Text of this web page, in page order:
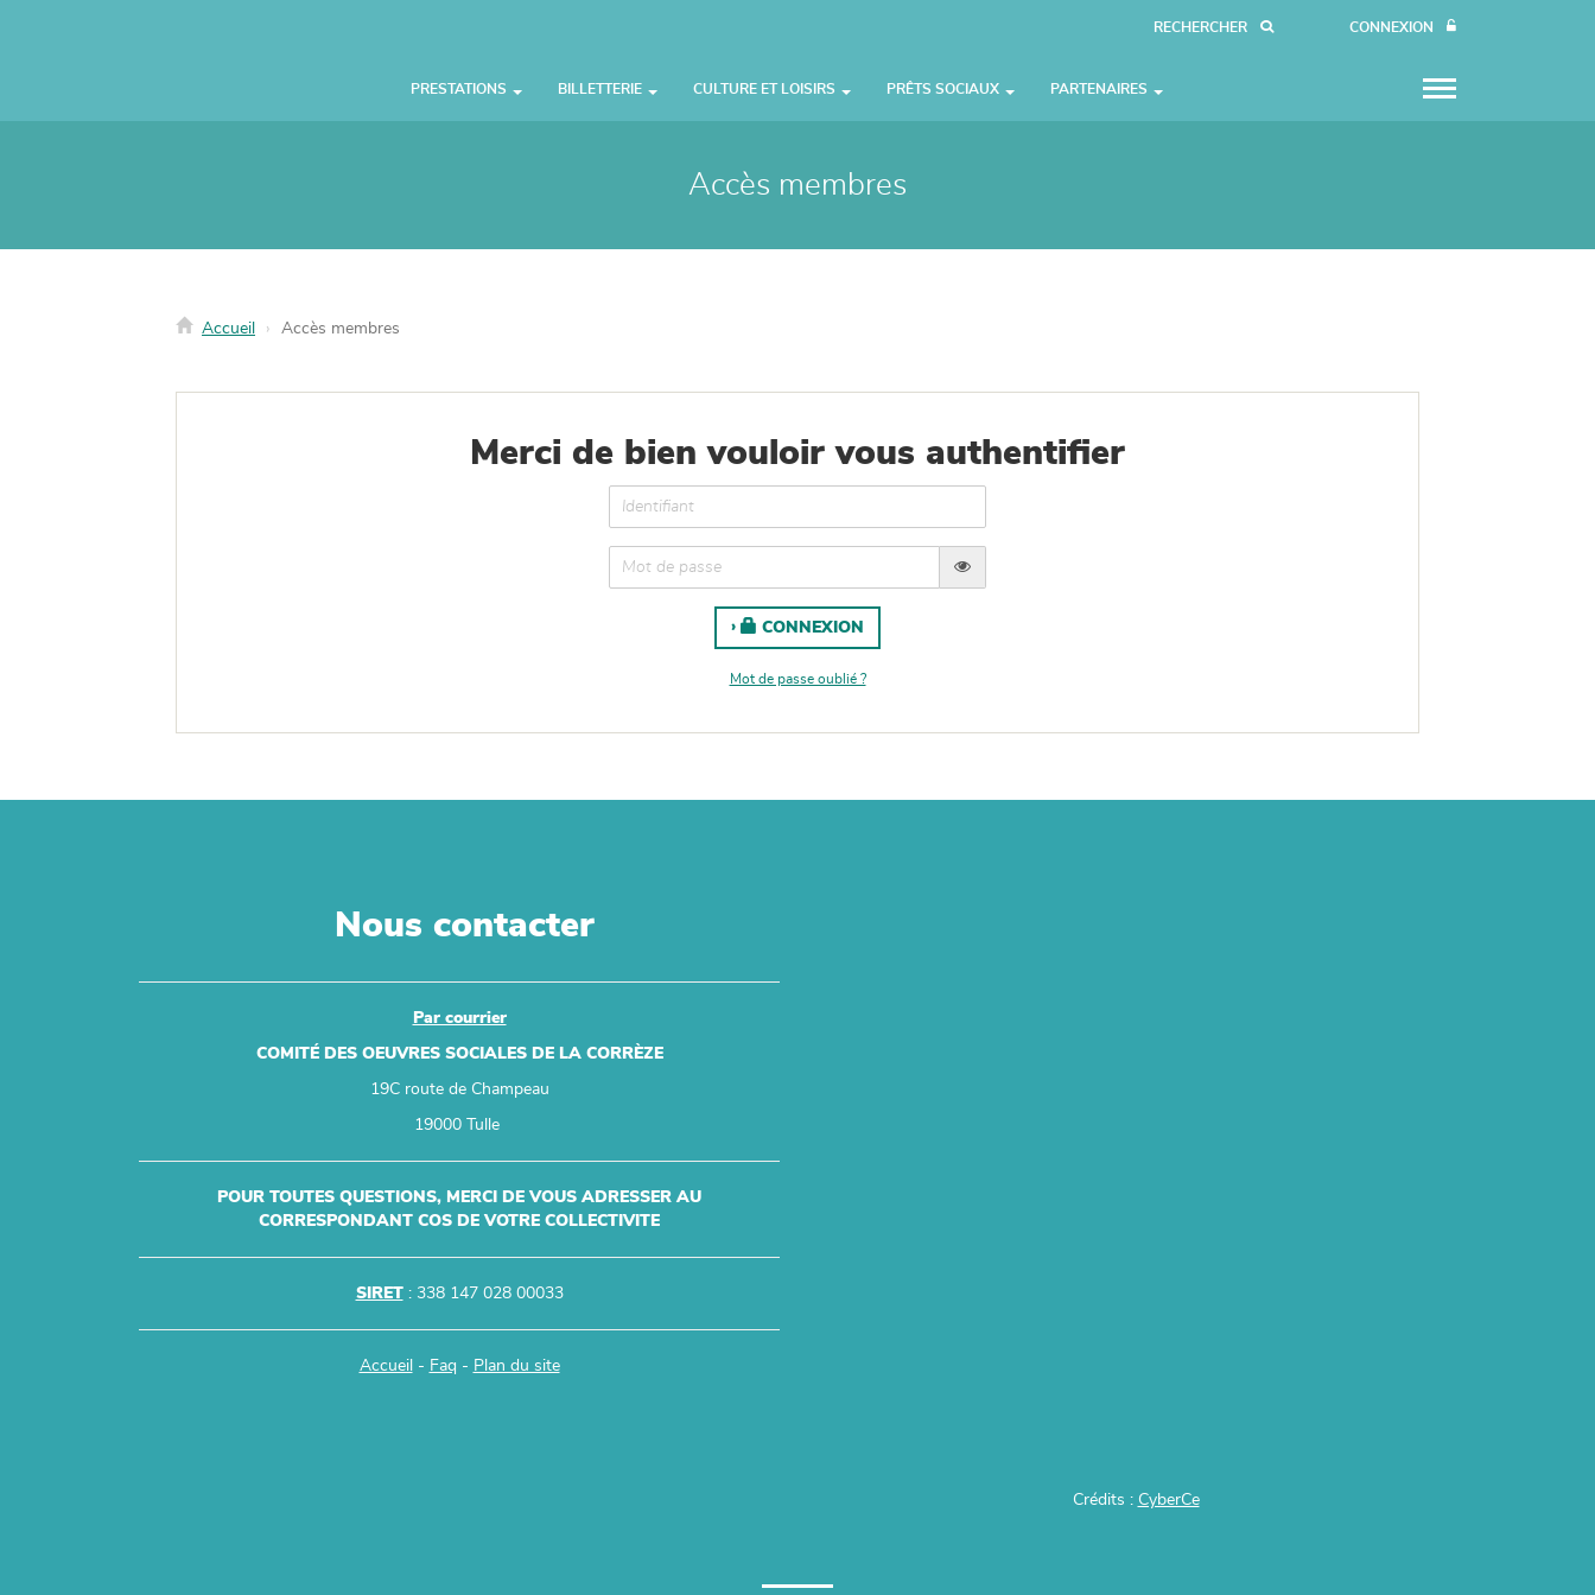
RECHERCHER CONNEXION
PRESTATIONS BILLETTERIE CULTURE ET LOISIRS PRÊTS SOCIAUX PARTENAIRES
Accès membres
Accueil Accès membres
Merci de bien vouloir vous authentifier
CONNEXION
Mot de passe oublié ?
Nous contacter
Par courrier
COMITÉ DES OEUVRES SOCIALES DE LA CORRÈZE
19C route de Champeau
19000 Tulle
POUR TOUTES QUESTIONS, MERCI DE VOUS ADRESSER AU
CORRESPONDANT COS DE VOTRE COLLECTIVITE
SIRET: 338 147 028 00033
Accueil - Faq - Plan du site
Crédits : CyberCe